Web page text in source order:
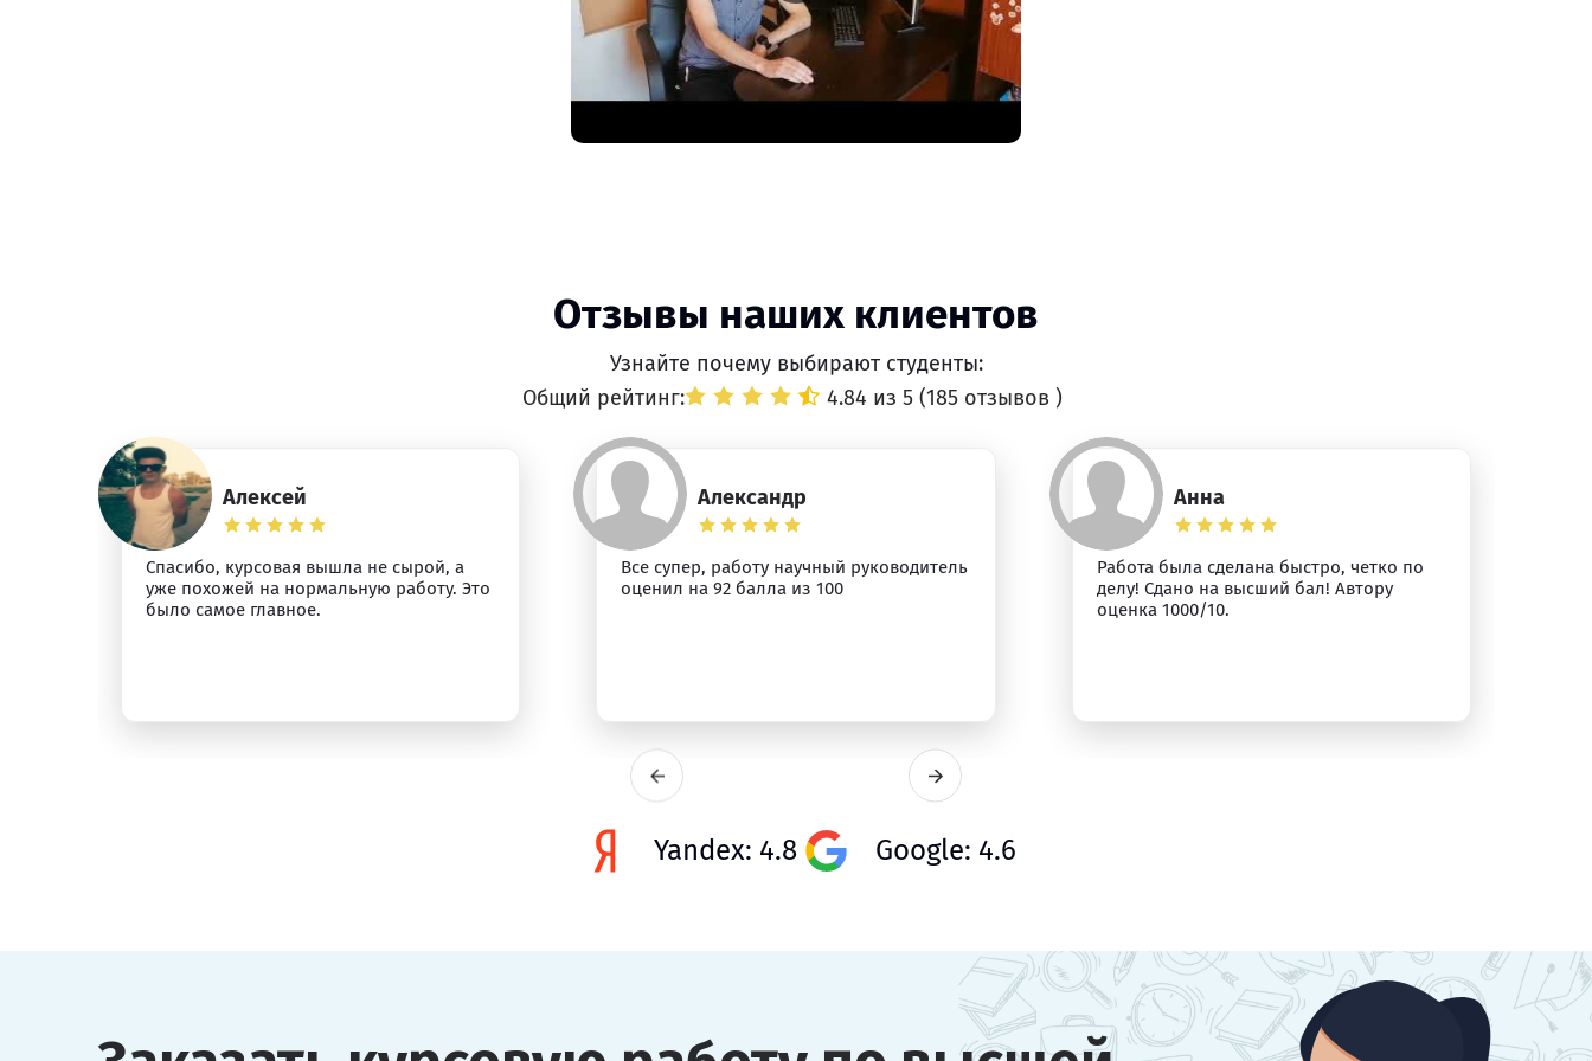
Отзывы наших клиентов
Узнайте почему выбирают студенты:
Общий рейтинг:
4.84 из 5 (185 отзывов )
Алексей
Спасибо, курсовая вышла не сырой, а
уже похожей на нормальную работу. Это
было самое главное.
Александр
Все супер, работу научный руководитель
оценил на 92 балла из 100
Анна
Работа была сделана быстро, четко по
делу! Сдано на высший бал! Автору
оценка 1000/10.
Yandex: 4.8 Google: 4.6